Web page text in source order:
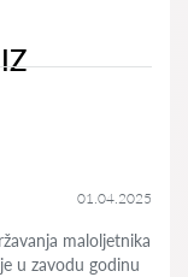
01.04.2025
maloljetnika
u zavodu godinu